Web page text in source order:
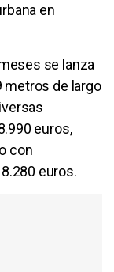
en
se lanza
metros de largo
euros,
con
euros.